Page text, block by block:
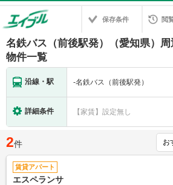
保存条件 閲
名鉄バス（前後駅発）（愛知県）
物件一覧
沿線・駅 -名鉄バス（前後駅発）
詳細条件 【家賃】設定無し
2件
賃貸アパート
エスペランサ